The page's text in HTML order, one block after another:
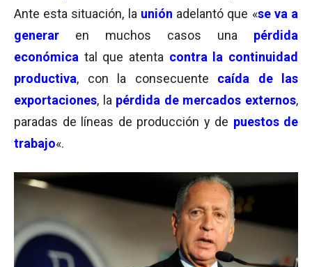
Ante esta situación, la unión adelantó que «se va a
generar en muchos casos una pérdida
económica tal que atenta contra la continuidad
productiva, con la consecuente caída de las
exportaciones, la pérdida de mercados externos,
paradas de líneas de producción y de puestos de
trabajo«.